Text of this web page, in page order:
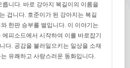
릅니다. 바로 강아지 복길이의 이름을
겁니다. 호준이가 된 강아지는 복길
한판 승부를 벌입니다. 이 이야기는
피소드에서 시작하여 이를 바로잡기
다. 공감을 불러일으키는 일상을 소재
유쾌하고 사랑스러운 동화입니다.